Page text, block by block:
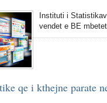
Instituti i
vendet e BE
qe i kthejne parate